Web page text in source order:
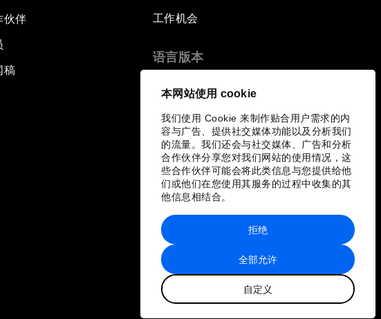
本网站使用 cookie
我们使用 Cookie 来制作贴合用户需求的内
容与广告、提供社交媒体功能以及分析我们
的流量。我们还会与社交媒体、广告和分析
合作伙伴分享您对我们网站的使用情况，这
些合作伙伴可能会将此类信息与您提供给他
们或他们在您使用其服务的过程中收集的其
他信息相结合。
全部允许
自定义
拒绝
伙伴
稿
工作机会
语言版本